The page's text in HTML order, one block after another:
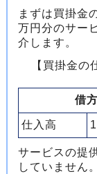
まずは買掛金
万円分のサー
介します。
【買掛金
借方
仕入高
サービスの提
していません。